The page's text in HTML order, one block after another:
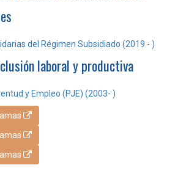
del Régimen Subsidiado (2019 - )
laboral y productiva
y Empleo (PJE) (2003- )